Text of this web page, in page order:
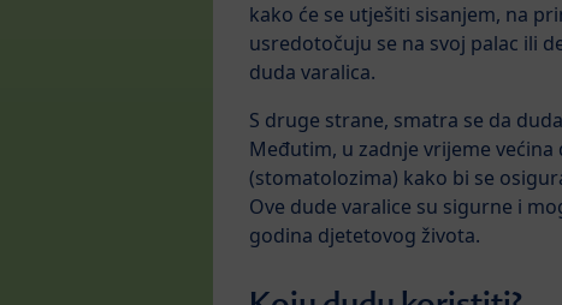
kako će se utješiti sisanjem, na
usredotočuju se na svoj palac ili
duda varalica.
S druge strane, smatra se da
Međutim, u zadnje vrijeme
(stomatolozima) kako bi se
Ove dude varalice su sigurne i
godina djetetovog života.